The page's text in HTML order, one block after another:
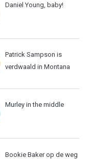
Daniel Young, baby!
Patrick Sampson is
verdwaald in Montana
Murley in the middle
Bookie Baker op de weg